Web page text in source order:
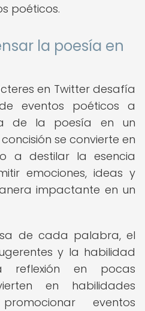
poéticos.
la poesía en
en Twitter desafía
eventos poéticos a
de la poesía en un
se convierte en
a destilar la esencia
emociones, ideas y
impactante en un
de cada palabra, el
y la habilidad
reflexión en pocas
en habilidades
eventos